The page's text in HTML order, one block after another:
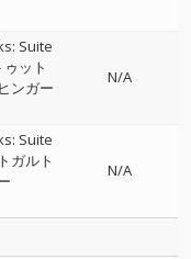
Suite
ット
ンガー
N/A
Suite
ガルト
N/A